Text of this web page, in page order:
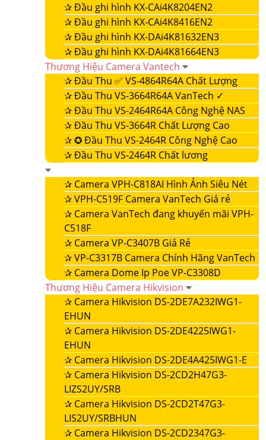
✰Đầu ghi hình KX-CAi4K8204EN2
✰Đầu ghi hình KX-CAi4K8416EN2
✰Đầu ghi hình KX-DAi4K81632EN3
✰Đầu ghi hình KX-DAi4K81664EN3
Thương Hiệu Camera Vantech
✰Đầu Thu ✅ VS-4864R64A Chất Lượng
✰Đầu Thu VS-3664R64A VanTech ✓
✰Đầu Thu VS-2464R64A Công Nghệ NAS
✰Đầu Thu VS-3664R Chất Lượng Cao
✰✪ Đầu Thu VS-2464R Công Nghệ Cao
✰Đầu Thu VS-2464R Chất lương
✰ Camera VPH-C818AI Hình Ảnh Siêu Nét
✰VPH-C519F Camera VanTech Giá rẻ
✰ Camera VanTech đang khuyến mãi VPH-
C518F
✰ Camera VP-C3407B Giá Rẻ
✰VP-C3317B Camera Chính Hãng VanTech
✰ Camera Dome Ip Poe VP-C3308D
Thương Hiệu Camera Hikvision
✰ Camera Hikvision DS-2DE7A232IWG1-
EHUN
✰ Camera Hikvision DS-2DE4225IWG1-
EHUN
✰ Camera Hikvision DS-2DE4A425IWG1-E
✰ Camera Hikvision DS-2CD2H47G3-
LIZS2UY/SRB
✰ Camera Hikvision DS-2CD2T47G3-
LIS2UY/SRBHUN
✰ Camera Hikvision DS-2CD2347G3-